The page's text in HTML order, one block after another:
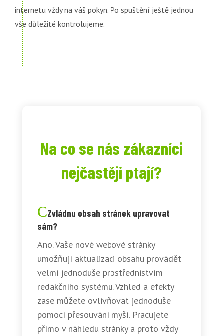
internetu vždy na váš pokyn. Po spuštění ještě jednou
vše důležité kontrolujeme.
Na co se nás zákazníci
nejčastěji ptají?
Zvládnu obsah stránek upravovat
sám?
Ano. Vaše nové webové stránky
umožňují aktualizaci obsahu provádět
velmi jednoduše prostřednistvím
redakčního systému. Vzhled a efekty
zase můžete ovlivňovat jednoduše
pomocí přesouvání myší. Pracujete
přímo v náhledu stránky a proto vždy